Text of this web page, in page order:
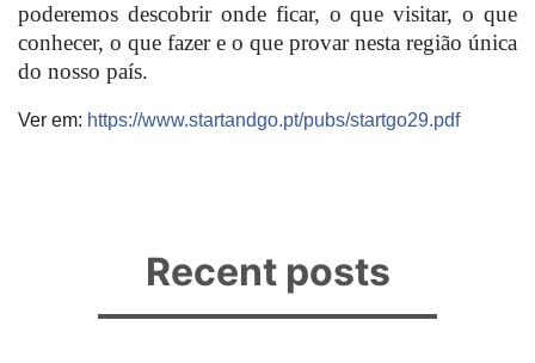
poderemos descobrir onde ficar, o que visitar, o que
conhecer, o que fazer e o que provar nesta região única
do nosso país.
Ver em: https://www.startandgo.pt/pubs/startgo29.pdf
Recent posts